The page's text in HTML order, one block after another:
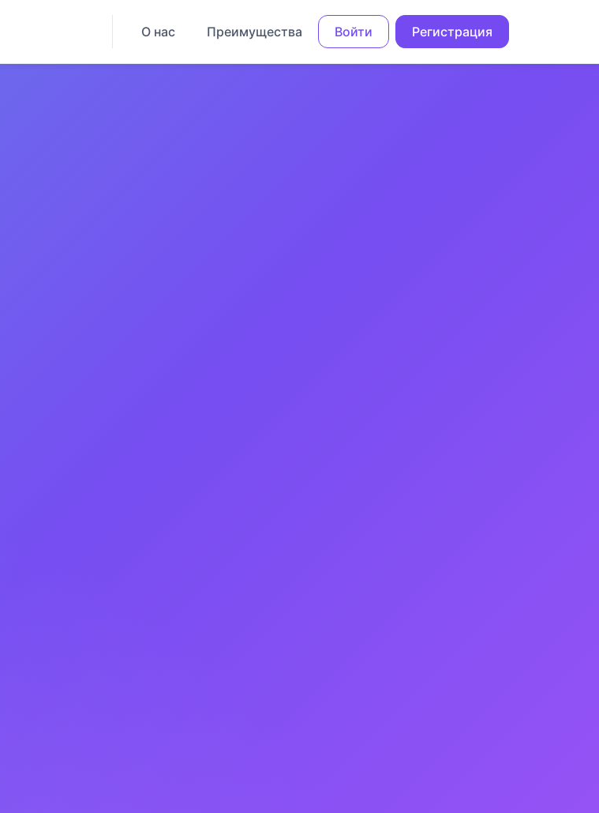
О нас Преимущества Войти Регистрация